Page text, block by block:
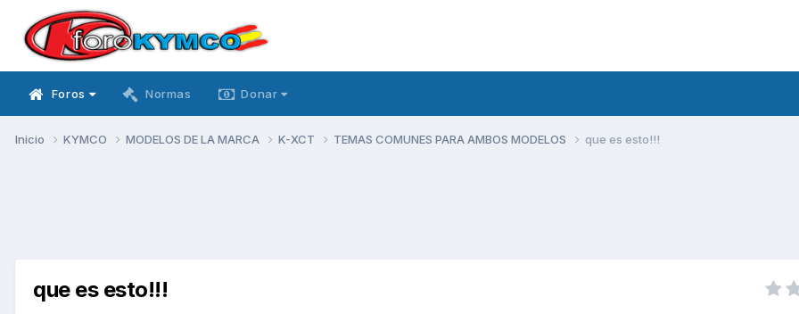
Foros Normas Donar
Inicio KYMCO MODELOS DE LA MARCA K-XCT TEMAS COMUNES PARA AMBOS MODELOS que es esto!!!
que es esto!!!